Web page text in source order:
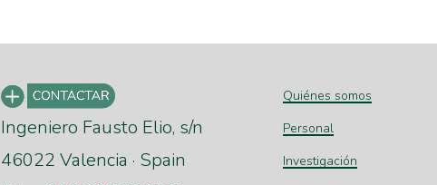
Ingeniero Fausto Elio, s/n
46022 Valencia · Spain
Quiénes somos
Personal
Investigación